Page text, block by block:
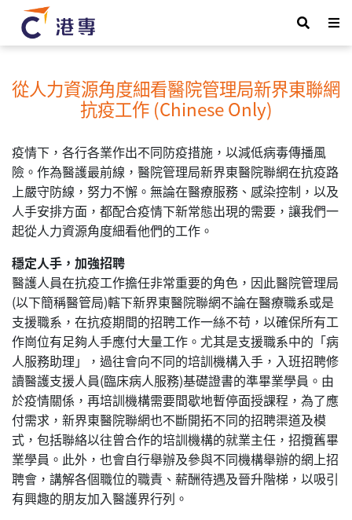
從人力資源角度細看醫院管理局新界東聯網
抗疫工作 (Chinese Only)
疫情下，各行各業作出不同防疫措施，以減低病毒傳播風
險。作為醫護最前線，醫院管理局新界東醫院聯網在抗疫路
上嚴守防線，努力不懈。無論在醫療服務、感染控制，以及
人手安排方面，都配合疫情下新常態出現的需要，讓我們一
起從人力資源角度細看他們的工作。
穩定人手，加強招聘
醫護人員在抗疫工作擔任非常重要的角色，因此醫院管理局
(以下簡稱醫管局)轄下新界東醫院聯網不論在醫療職系或是
支援職系，在抗疫期間的招聘工作一絲不苟，以確保所有工
作崗位有足夠人手應付大量工作。尤其是支援職系中的「病
人服務助理」，過往會向不同的培訓機構入手，入班招聘修
讀醫護支援人員(臨床病人服務)基礎證書的準畢業學員。由
於疫情關係，再培訓機構需要間歇地暫停面授課程，為了應
付需求，新界東醫院聯網也不斷開拓不同的招聘渠道及模
式，包括聯絡以往曾合作的培訓機構的就業主任，招攬舊畢
業學員。此外，也會自行舉辦及參與不同機構舉辦的網上招
聘會，講解各個職位的職責、薪酬待遇及晉升階梯，以吸引
有興趣的朋友加入醫護界行列。